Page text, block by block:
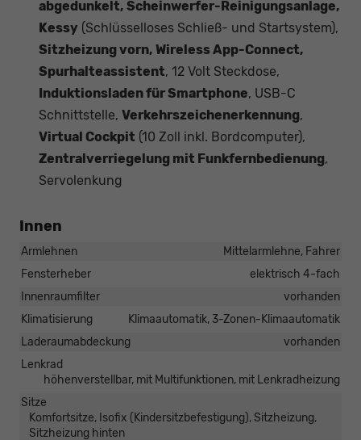
abgedunkelt, Scheinwerfer-Reinigungsanlage,
Kessy (Schlüsselloses Schließ- und Startsystem),
Sitzheizung vorn, Wireless App-Connect,
Spurhalteassistent, 12 Volt Steckdose,
Induktionsladen für Smartphone, USB-C
Schnittstelle, Verkehrszeichenerkennung,
Virtual Cockpit (10 Zoll inkl. Bordcomputer),
Zentralverriegelung mit Funkfernbedienung,
Servolenkung
Innen
Armlehnen
Mittelarmlehne, Fahrer
Fensterheber
elektrisch 4-fach
Innenraumfilter
vorhanden
Klimatisierung
Klimaautomatik, 3-Zonen-Klimaautomatik
Laderaumabdeckung
vorhanden
Lenkrad
höhenverstellbar, mit Multifunktionen, mit Lenkradheizung
Sitze
Komfortsitze, Isofix (Kindersitzbefestigung), Sitzheizung,
Sitzheizung hinten